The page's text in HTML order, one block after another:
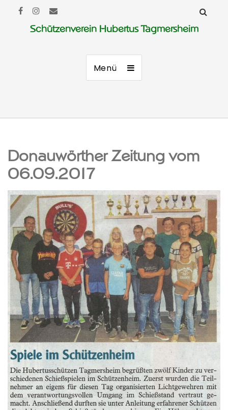
Schützenverein Hubertus Tagmersheim
Menü
Donauwörther Zeitung vom
06.09.2017